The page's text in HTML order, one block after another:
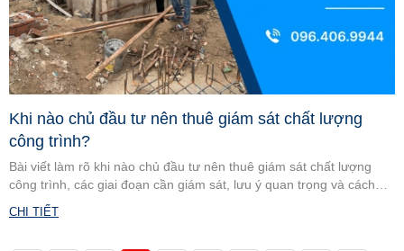
Khi nào chủ đầu tư nên thuê giám sát chất lượng
công trình?
Bài viết làm rõ khi nào chủ đầu tư nên thuê giám sát chất lượng
công trình, các giai đoạn cần giám sát, lưu ý quan trọng và cách
lựa chọn đơn vị giám sát uy tín, độc lập.
CHI TIẾT